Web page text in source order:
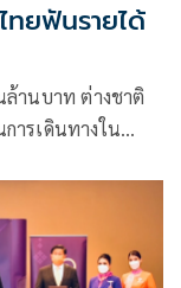
ยฟันรายได้
ล้านบาท ต่างชาติ
ารเดินทางใน